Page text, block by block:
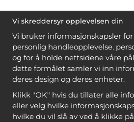
Vi skreddersyr opplevelsen din
Vi bruker informasjonskapsler
personlig handleopplevelse,
og for å holde nettsidene våre
dette formålet samler vi inn
deres design og deres enheter.
Klikk "OK" hvis du tillater alle
eller velg hvilke
hvilke du vil slå av ved å klikke